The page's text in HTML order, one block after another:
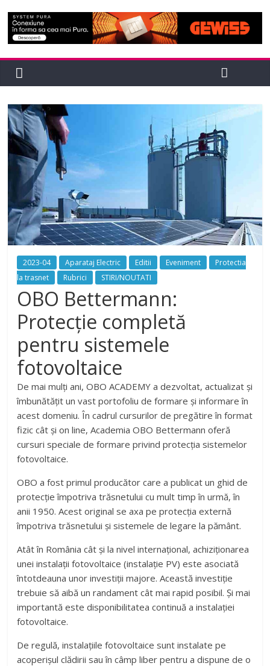
2023-04 Aparataj Electric Editii Eveniment
Protectia
la trasnet
Rubrici STIRI/NOUTATI
OBO Bettermann:
Protecție completă
pentru sistemele
fotovoltaice
De mai mulți ani, OBO ACADEMY a dezvoltat, actualizat și
îmbunătățit un vast portofoliu de formare și informare în
acest domeniu. În cadrul cursurilor de pregătire în format
fizic cât și on line, Academia OBO Bettermann oferă
cursuri speciale de formare privind protecția sistemelor
fotovoltaice.
OBO a fost primul producător care a publicat un ghid de
protecție împotriva trăsnetului cu mult timp în urmă, în
anii 1950. Acest original se axa pe protecția externă
împotriva trăsnetului și sistemele de legare la pământ.
Atât în România cât și la nivel internațional, achiziționarea
unei instalații fotovoltaice (instalație PV) este asociată
întotdeauna unor investiții majore. Această investiție
trebuie să aibă un randament cât mai rapid posibil. Și mai
importantă este disponibilitatea continuă a instalației
fotovoltaice.
De regulă, instalațiile fotovoltaice sunt instalate pe
acoperișul clădirii sau în câmp liber pentru a dispune de o